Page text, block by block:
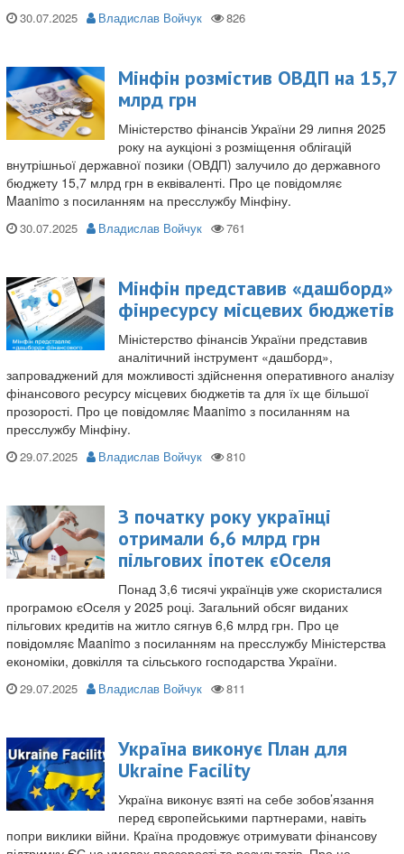
30.07.2025 Владислав Войчук
Мінфін розмістив ОВДП на 15,7
млрд грн
Міністерство фінансів України 29 липня 2025
року на аукціоні з розміщення облігацій
внутрішньої державної позики (ОВДП) залучило до державного
бюджету 15,7 млрд грн в еквіваленті. Про це повідомляє
Maanimo з посиланням на пресслужбу Мінфіну.
30.07.2025 Владислав Войчук
Мінфін представив «дашборд»
фінресурсу місцевих бюджетів
Міністерство фінансів України представив
аналітичний інструмент «дашборд»,
запроваджений для можливості здійснення оперативного аналізу
фінансового ресурсу місцевих бюджетів та для їх ще більшої
прозорості. Про це повідомляє Maanimo з посиланням на
пресслужбу Мінфіну.
29.07.2025 Владислав Войчук
З початку року українці
отримали 6,6 млрд грн
пільгових іпотек єОселя
Понад 3,6 тисячі українців уже скористалися
програмою єОселя у 2025 році. Загальний обсяг виданих
пільгових кредитів на житло сягнув 6,6 млрд грн. Про це
повідомляє Maanimo з посиланням на пресслужбу Міністерства
економіки, довкілля та сільського господарства України.
29.07.2025 Владислав Войчук
Україна виконує План для
Ukraine Facility
Україна виконує взяті на себе зобов’язання
перед європейськими партнерами, навіть
попри виклики війни. Країна продовжує отримувати фінансову